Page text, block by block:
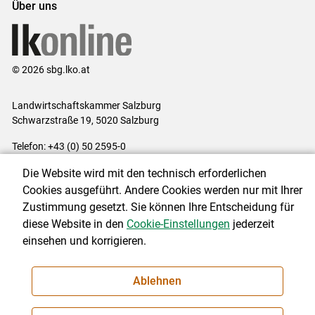
Über uns
© 2026 sbg.lko.at
Landwirtschaftskammer Salzburg
Schwarzstraße 19, 5020 Salzburg
Telefon: +43 (0) 50 2595-0
Impressum|Kontakt|Datenschutzerklärung|Barrierefreiheit|
Cookie-Einstellungen
NEWSLETTER
Die Website wird mit den technisch erforderlichen
Cookies ausgeführt. Andere Cookies werden nur mit Ihrer
Zustimmung gesetzt. Sie können Ihre Entscheidung für
diese Website in den Cookie-Einstellungen jederzeit
einsehen und korrigieren.
Ablehnen